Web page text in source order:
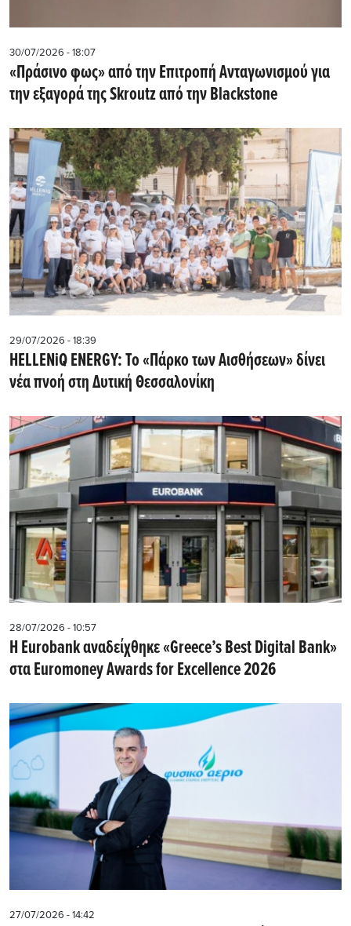
30/07/2026 - 18:07
«Πράσινο φως» από την Επιτροπή Ανταγωνισμού για
την εξαγορά της Skroutz από την Blackstone
29/07/2026 - 18:39
HELLENiQ ENERGY: Το «Πάρκο των Αισθήσεων» δίνει
νέα πνοή στη Δυτική Θεσσαλονίκη
28/07/2026 - 10:57
Η Eurobank αναδείχθηκε «Greece’s Best Digital Bank»
στα Euromoney Awards for Excellence 2026
27/07/2026 - 14:42